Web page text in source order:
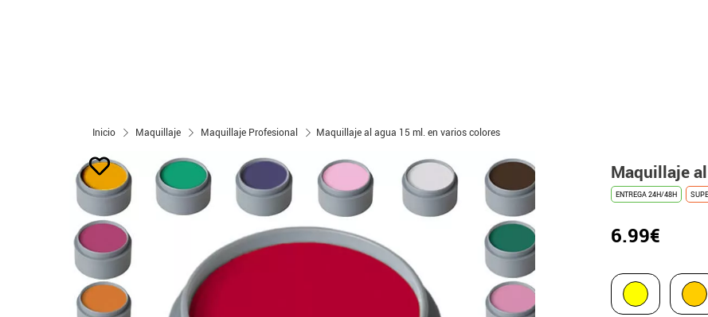
Inicio Maquillaje Maquillaje Profesional Maquillaje al agua 15 ml. en varios colores
Maquillaje
ENTREGA 24H/48H
6.99€